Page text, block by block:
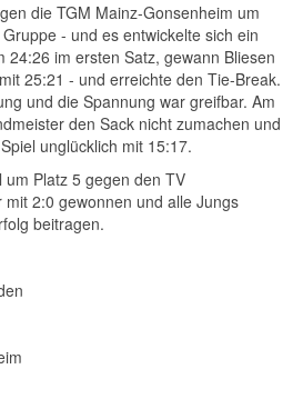
die TGM Mainz-Gonsenheim um
- und es entwickelte sich ein
24:26 im ersten Satz, gewann Bliesen
25:21 - und erreichte den Tie-Break.
und die Spannung war greifbar. Am
den Sack nicht zumachen und
unglücklich mit 15:17.
Platz 5 gegen den TV
2:0 gewonnen und alle Jungs
beitragen.